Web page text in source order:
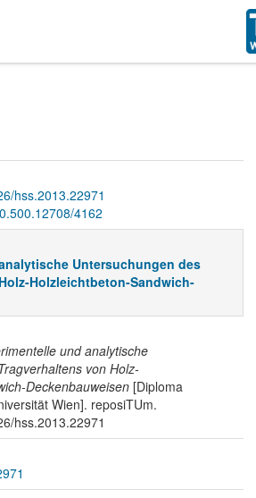
hss.2013.22971
4162
Untersuchungen des
Holzleichtbeton-Sandwich-
und analytische
von Holz-
Deckenbauweisen[Diploma
Wien]. reposiTUm.
hss.2013.22971